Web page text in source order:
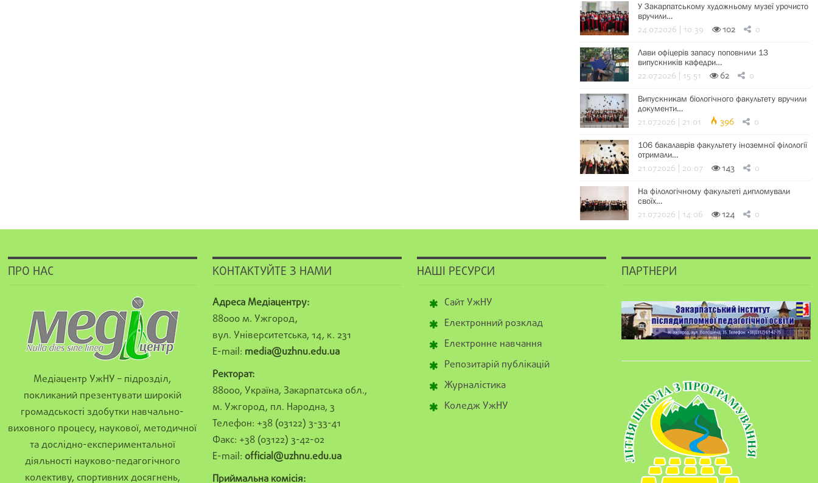
У Закарпатському художньому музеї урочисто
вручили…
24.07.2026 | 10:39 102 0
Лави офіцерів запасу поповнили 13
випускників кафедри…
22.07.2026 | 15:51 62 0
Випускникам біологічного факультету вручили
документи…
21.07.2026 | 21:01 396 0
106 бакалаврів факультету іноземної філології
отримали…
21.07.2026 | 20:07 143 0
На філологічному факультеті дипломували
своїх…
21.07.2026 | 14:06 124 0
ПРО НАС
Медіацентр УжНУ – підрозділ,
покликаний презентувати широкій
громадськості здобутки навчально-
виховного процесу, наукової, методичної
та дослідно-експериментальної
діяльності науково-педагогічного
колективу, спортивних досягнень,
КОНТАКТУЙТЕ З НАМИ
Адреса Медіацентру:
88000 м. Ужгород,
вул. Університетська, 14, к. 231
E-mail: media@uzhnu.edu.ua
Ректорат:
88000, Україна, Закарпатська обл.,
м. Ужгород, пл. Народна, 3
Телефон: +38 (03122) 3-33-41
Факс: +38 (03122) 3-42-02
E-mail: official@uzhnu.edu.ua
Приймальна комісія:
НАШІ РЕСУРСИ
Сайт УжНУ
Електронний розклад
Електронне навчання
Репозитарій публікацій
Журналістика
Коледж УжНУ
ПАРТНЕРИ